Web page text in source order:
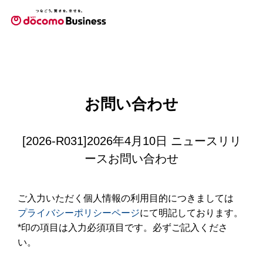
お問い合わせ
[2026-R031]2026年4月10日 ニュースリリ
ースお問い合わせ
ご入力いただく個人情報の利用目的につきましては
プライバシーポリシーページにて明記しております。
*印の項目は入力必須項目です。必ずご記入くださ
い。